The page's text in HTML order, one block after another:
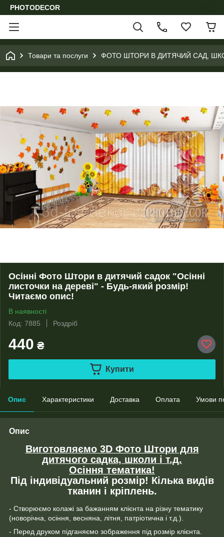
PHOTODECOR
Товари та послуги ФОТО ШТОРИ В ДИТЯЧИЙ САД,
Осінні Фото Штори в дитячий садок "Осінні
листочки на дереві" - Будь-який розмір!
Читаємо опис!
В наявності
Код: 7885
Роздріб
440 ₴
Купити
Опис Характеристики Доставка Оплата Умови
Опис
Виготовляємо 3D Фото Штори для
дитячого садка, школи і т.д.
Осіння тематика!
Під індивідуальний розмір! Кілька видів
тканин і кріплень.
- Створюємо колажі за бажанням клієнта на різну тематику
(новорічна, осіння, весняна, літня, патріотична і т.д.).
- Перед друком підганяємо зображення під розмір клієнта.